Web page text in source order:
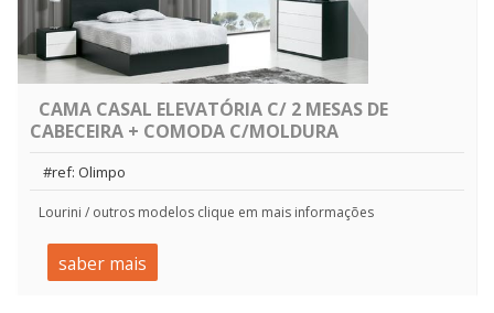
CAMA CASAL ELEVATÓRIA C/ 2 MESAS DE
CABECEIRA + COMODA C/MOLDURA
#ref: Olimpo
Lourini / outros modelos clique em mais informações
saber mais